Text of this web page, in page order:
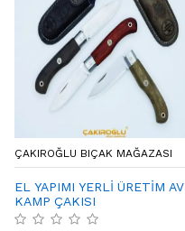
ÇAKIROĞLU BIÇAK MAĞAZASI
EL YAPIMI YERLİ ÜRETİM AV
KAMP ÇAKISI